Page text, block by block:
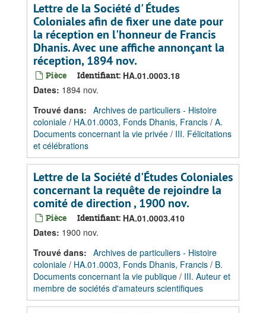
Lettre de la Société d' Études
Coloniales afin de fixer une date pour
la réception en l'honneur de Francis
Dhanis. Avec une affiche annonçant la
réception, 1894 nov.
Pièce Identifiant: HA.01.0003.18
Dates: 1894 nov.
Trouvé dans: Archives de particuliers - Histoire
coloniale / HA.01.0003, Fonds Dhanis, Francis / A.
Documents concernant la vie privée / III. Félicitations
et célébrations
Lettre de la Société d'Études Coloniales
concernant la requête de rejoindre la
comité de direction , 1900 nov.
Pièce Identifiant: HA.01.0003.410
Dates: 1900 nov.
Trouvé dans: Archives de particuliers - Histoire
coloniale / HA.01.0003, Fonds Dhanis, Francis / B.
Documents concernant la vie publique / III. Auteur et
membre de sociétés d'amateurs scientifiques